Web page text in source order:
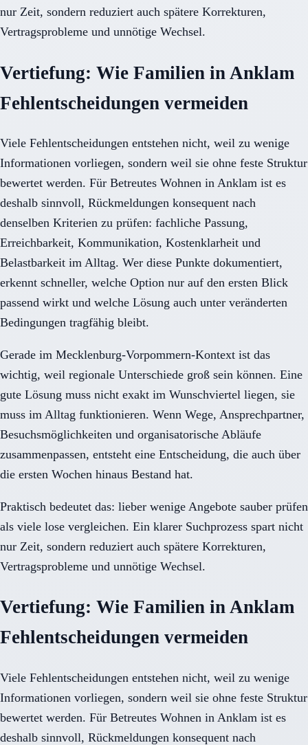
nur Zeit, sondern reduziert auch spätere Korrekturen,
Vertragsprobleme und unnötige Wechsel.
Vertiefung: Wie Familien in Anklam
Fehlentscheidungen vermeiden
Viele Fehlentscheidungen entstehen nicht, weil zu wenige
Informationen vorliegen, sondern weil sie ohne feste Struktur
bewertet werden. Für Betreutes Wohnen in Anklam ist es
deshalb sinnvoll, Rückmeldungen konsequent nach
denselben Kriterien zu prüfen: fachliche Passung,
Erreichbarkeit, Kommunikation, Kostenklarheit und
Belastbarkeit im Alltag. Wer diese Punkte dokumentiert,
erkennt schneller, welche Option nur auf den ersten Blick
passend wirkt und welche Lösung auch unter veränderten
Bedingungen tragfähig bleibt.
Gerade im Mecklenburg-Vorpommern-Kontext ist das
wichtig, weil regionale Unterschiede groß sein können. Eine
gute Lösung muss nicht exakt im Wunschviertel liegen, sie
muss im Alltag funktionieren. Wenn Wege, Ansprechpartner,
Besuchsmöglichkeiten und organisatorische Abläufe
zusammenpassen, entsteht eine Entscheidung, die auch über
die ersten Wochen hinaus Bestand hat.
Praktisch bedeutet das: lieber wenige Angebote sauber prüfen
als viele lose vergleichen. Ein klarer Suchprozess spart nicht
nur Zeit, sondern reduziert auch spätere Korrekturen,
Vertragsprobleme und unnötige Wechsel.
Vertiefung: Wie Familien in Anklam
Fehlentscheidungen vermeiden
Viele Fehlentscheidungen entstehen nicht, weil zu wenige
Informationen vorliegen, sondern weil sie ohne feste Struktur
bewertet werden. Für Betreutes Wohnen in Anklam ist es
deshalb sinnvoll, Rückmeldungen konsequent nach